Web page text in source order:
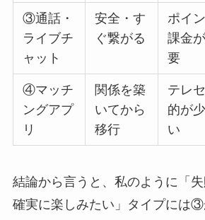
③通話・
ライブチ
ャット
安全・す
ぐ繋がる
ポイ
課金
要
④マッチ
ングアプ
リ
関係を築
いてから
移行
テレ
的が
い
結論から言うと、私のように「失
確実に楽しみたい」タイプには③